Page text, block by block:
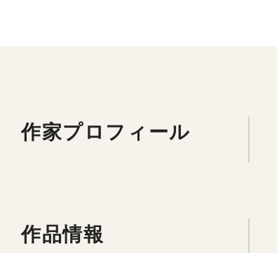
作家プロフィール
作品情報